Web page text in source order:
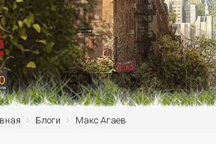
Блоги Макс Агаев